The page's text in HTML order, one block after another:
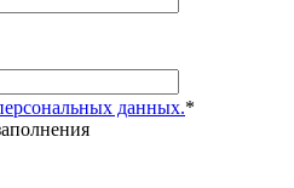
данных.*